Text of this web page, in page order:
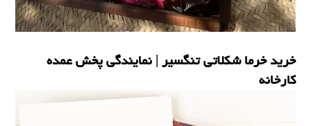
خرید خرما شکلاتی تنگسیر | نمایندگی پخش عمده
کارخانه